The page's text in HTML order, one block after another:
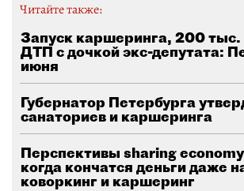
Читайте также:
Запуск каршеринга, 200 тыс.
ДТП с дочкой экс-депутата:
июня
Губернатор Петербурга
санаториев и каршеринга
Перспективы sharing
когда кончатся деньги даже
коворкинг и каршеринг